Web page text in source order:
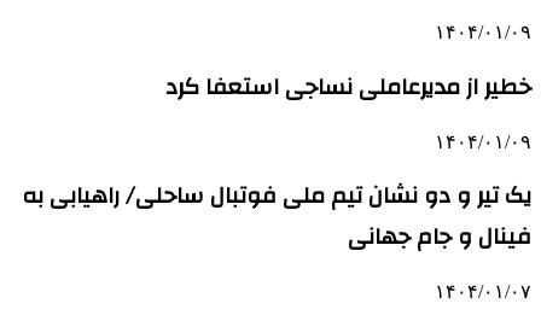
۱۴۰۴/۰۱/۰۹
خطیر از مدیرعاملی نساجی استعفا کرد
۱۴۰۴/۰۱/۰۹
یک تیر و دو نشان تیم ملی فوتبال ساحلی/ راهیابی به
فینال و جام جهانی
۱۴۰۴/۰۱/۰۷